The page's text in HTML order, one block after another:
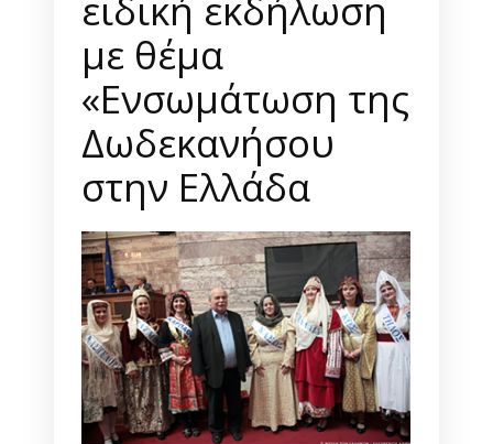
με θέμα
«Ενσωμάτωση της
Δωδεκανήσου
στην Ελλάδα